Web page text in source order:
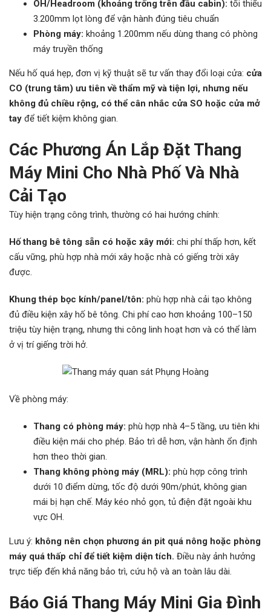
OH/Headroom (khoảng trống trên đầu cabin): tối thiểu
3.200mm lọt lòng để vận hành đúng tiêu chuẩn
Phòng máy: khoảng 1.200mm nếu dùng thang có phòng
máy truyền thống
Nếu hố quá hẹp, đơn vị kỹ thuật sẽ tư vấn thay đổi loại cửa: cửa
CO (trung tâm) ưu tiên về thẩm mỹ và tiện lợi, nhưng nếu
không đủ chiều rộng, có thể cân nhắc cửa SO hoặc cửa mở
tay để tiết kiệm không gian.
Các Phương Án Lắp Đặt Thang
Máy Mini Cho Nhà Phố Và Nhà
Cải Tạo
Tùy hiện trạng công trình, thường có hai hướng chính:
Hố thang bê tông sẵn có hoặc xây mới: chi phí thấp hơn, kết
cấu vững, phù hợp nhà mới xây hoặc nhà có giếng trời xây
được.
Khung thép bọc kính/panel/tôn: phù hợp nhà cải tạo không
đủ điều kiện xây hố bê tông. Chi phí cao hơn khoảng 100–150
triệu tùy hiện trạng, nhưng thi công linh hoạt hơn và có thể làm
ở vị trí giếng trời hở.
Về phòng máy:
Thang có phòng máy: phù hợp nhà 4–5 tầng, ưu tiên khi
điều kiện mái cho phép. Bảo trì dễ hơn, vận hành ổn định
hơn theo thời gian.
Thang không phòng máy (MRL): phù hợp công trình
dưới 10 điểm dừng, tốc độ dưới 90m/phút, không gian
mái bị hạn chế. Máy kéo nhỏ gọn, tủ điện đặt ngoài khu
vực OH.
Lưu ý: không nên chọn phương án pit quá nông hoặc phòng
máy quá thấp chỉ để tiết kiệm diện tích. Điều này ảnh hưởng
trực tiếp đến khả năng bảo trì, cứu hộ và an toàn lâu dài.
Báo Giá Thang Máy Mini Gia Đình